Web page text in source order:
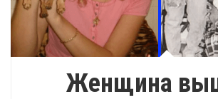
Женщина